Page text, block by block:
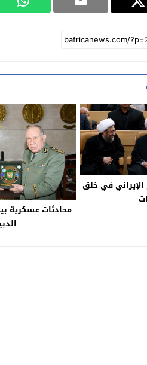
الإيراني في خلق
محادثات عسكرية